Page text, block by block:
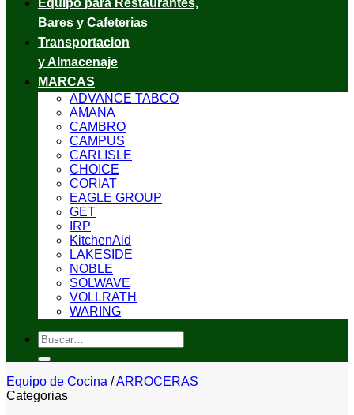
Equipo para Restaurantes,
Bares y Cafeterias
Transportacion
y Almacenaje
MARCAS
ADVANCE TABCO
AMANA
CAMBRO
CAMPUS
CARLISLE
CHOICE
CORIAT
EAGLE GROUP
GET
IRP
KitchenAid
LAKESIDE
NOBLE
SOLWAVE
VOLLRATH
WARING
Buscar
por:
Equipo de Cocina /ARROCERAS
Categorias